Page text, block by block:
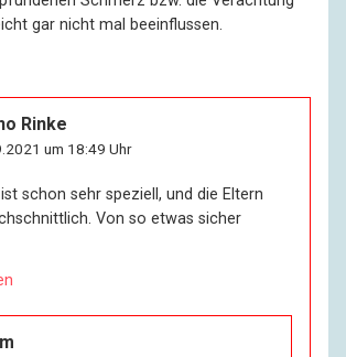
gar nicht mal beeinflussen.
Rinke
um 18:49 Uhr
schon sehr speziell, und die Eltern
Von so etwas sicher